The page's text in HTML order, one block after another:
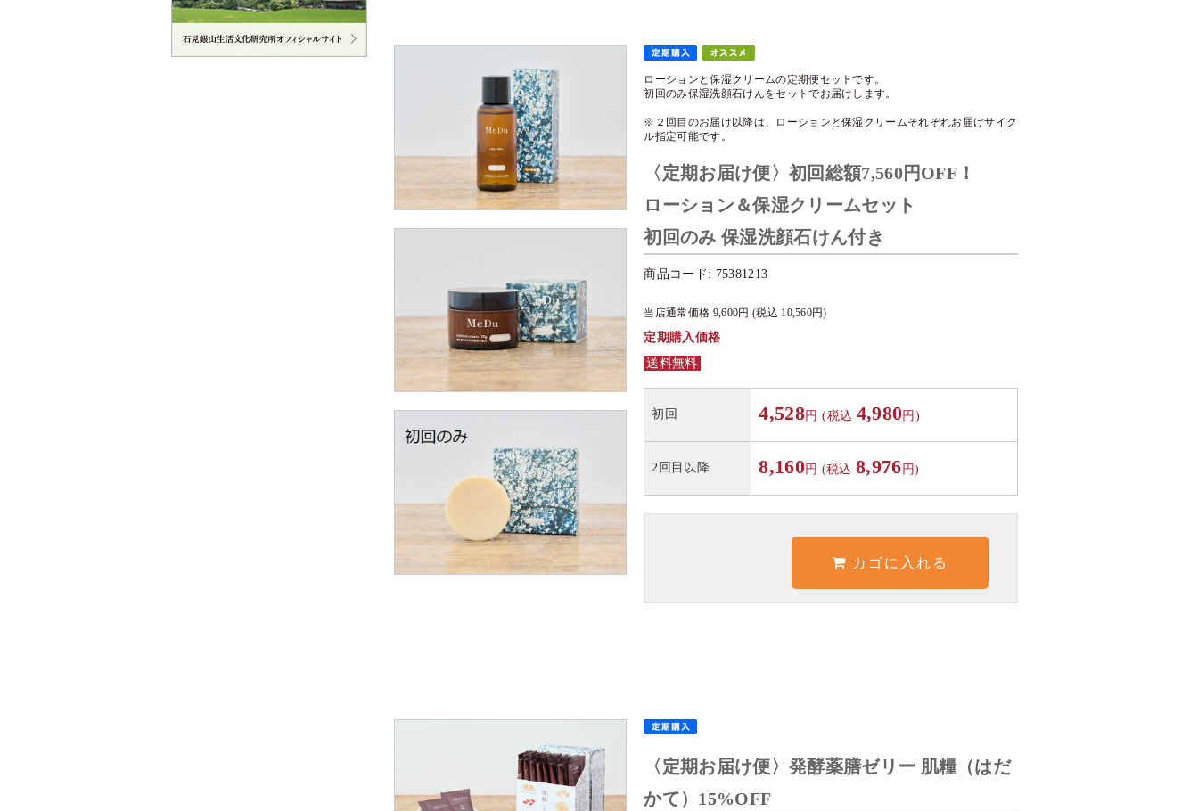
ローションと保湿クリームの定期便セットです。
初回のみ保湿洗顔石けんをセットでお届けします。
※２回目のお届け以降は、ローションと保湿クリームそれぞれお届けサイク
ル指定可能です。
〈定期お届け便〉初回総額7,560円OFF！
ローション＆保湿クリームセット
初回のみ 保湿洗顔石けん付き
商品コード: 75381213
当店通常価格 9,600円 (税込 10,560円)
定期購入価格
送料無料
初回 4,528円 (税込 4,980円)
2回目以降 8,160円 (税込 8,976 円)
カゴに入れる
〈定期お届け便〉発酵薬膳ゼリー 肌糧（はだ
かて）15%OFF